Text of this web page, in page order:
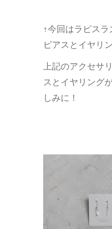
↑今回はラピス
ピアスとイヤリ
上記のアクセサ
スとイヤリング
しみに！